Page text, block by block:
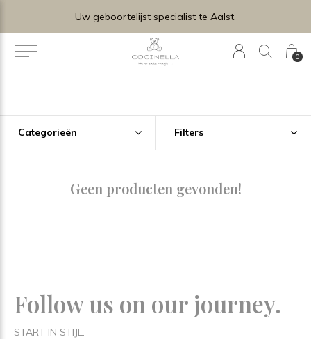
0
Uw geboortelijst specialist te Aalst.
Categorieën Filters
Geen producten gevonden!
Follow us on our journey.
START IN STIJL.